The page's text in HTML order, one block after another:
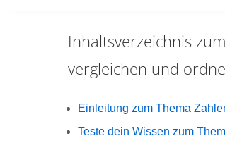
Inhaltsverzeichnis
vergleichen und
Einleitung zum Thema
Teste dein Wissen zum